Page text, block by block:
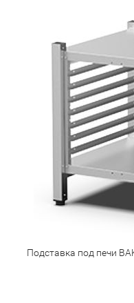
Подставка под печи